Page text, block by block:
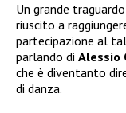
Un grande
riuscito a
partecipazione al
parlando di Alessio
che è diventanto
di danza.